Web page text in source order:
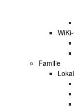
Familie